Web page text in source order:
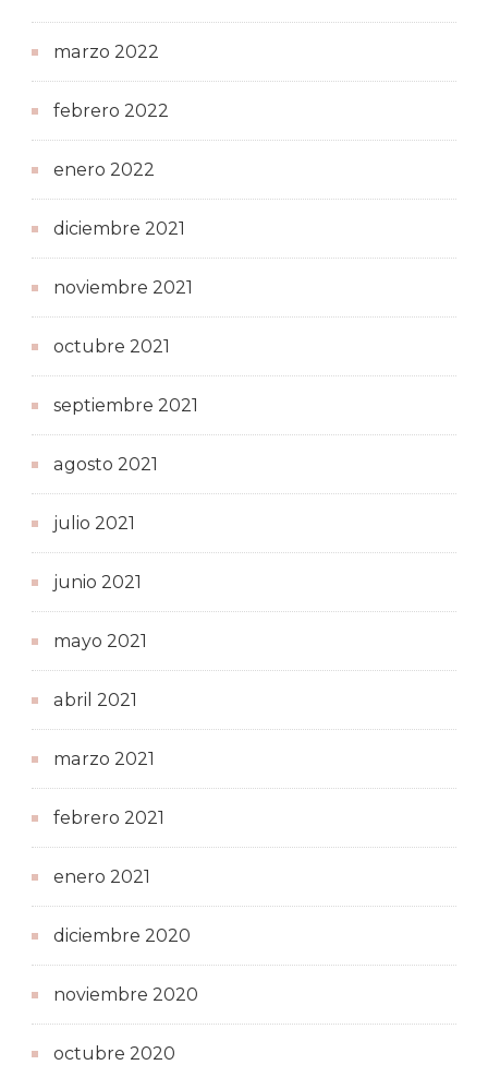
marzo 2022
febrero 2022
enero 2022
diciembre 2021
noviembre 2021
octubre 2021
septiembre 2021
agosto 2021
julio 2021
junio 2021
mayo 2021
abril 2021
marzo 2021
febrero 2021
enero 2021
diciembre 2020
noviembre 2020
octubre 2020